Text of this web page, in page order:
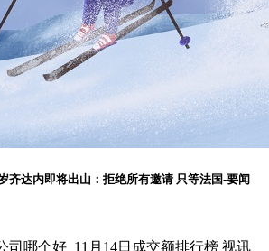
齐达内即将出山：拒绝所有邀请 只等法国-要闻